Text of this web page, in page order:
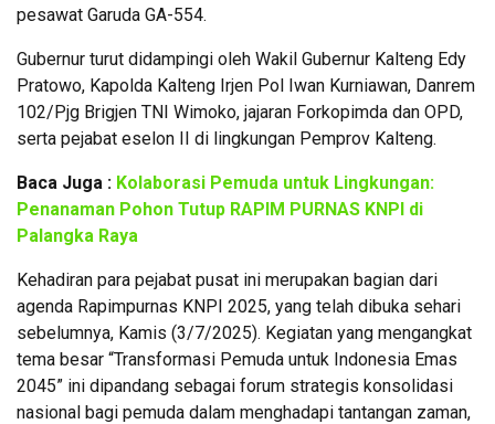
pesawat Garuda GA-554.
Gubernur turut didampingi oleh Wakil Gubernur Kalteng Edy
Pratowo, Kapolda Kalteng Irjen Pol Iwan Kurniawan, Danrem
102/Pjg Brigjen TNI Wimoko, jajaran Forkopimda dan OPD,
serta pejabat eselon II di lingkungan Pemprov Kalteng.
Baca Juga : Kolaborasi Pemuda untuk Lingkungan:
Penanaman Pohon Tutup RAPIM PURNAS KNPI di
Palangka Raya
Kehadiran para pejabat pusat ini merupakan bagian dari
agenda Rapimpurnas KNPI 2025, yang telah dibuka sehari
sebelumnya, Kamis (3/7/2025). Kegiatan yang mengangkat
tema besar “Transformasi Pemuda untuk Indonesia Emas
2045” ini dipandang sebagai forum strategis konsolidasi
nasional bagi pemuda dalam menghadapi tantangan zaman,